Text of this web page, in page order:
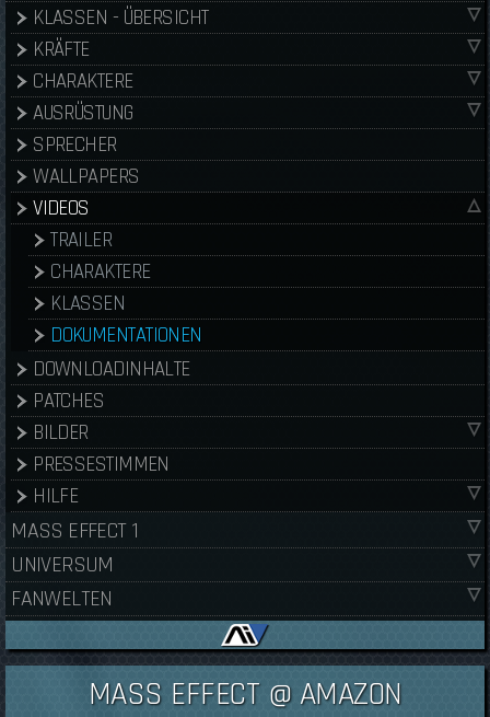
KLASSEN - ÜBERSICHT
KRÄFTE
CHARAKTERE
AUSRÜSTUNG
SPRECHER
WALLPAPERS
VIDEOS
TRAILER
CHARAKTERE
KLASSEN
DOKUMENTATIONEN
DOWNLOADINHALTE
PATCHES
BILDER
PRESSESTIMMEN
HILFE
MASS EFFECT 1
UNIVERSUM
FANWELTEN
MASS EFFECT @ AMAZON